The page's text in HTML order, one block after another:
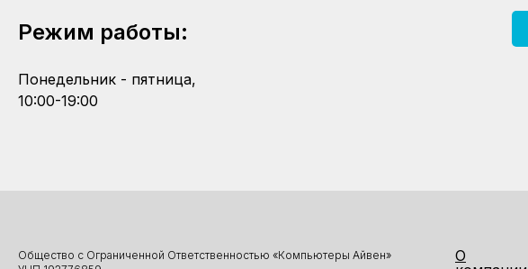
Режим работы:
Понедельник - пятница,
10:00-19:00
Общество с Ограниченной Ответственностью «Компьютеры Айвен»
О